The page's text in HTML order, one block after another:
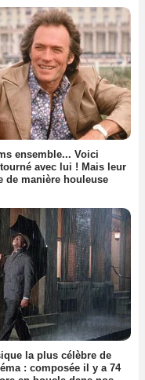
ensemble... Voici
avec lui ! Mais leur
de manière houleuse
la plus célèbre de
: composée il y a 74